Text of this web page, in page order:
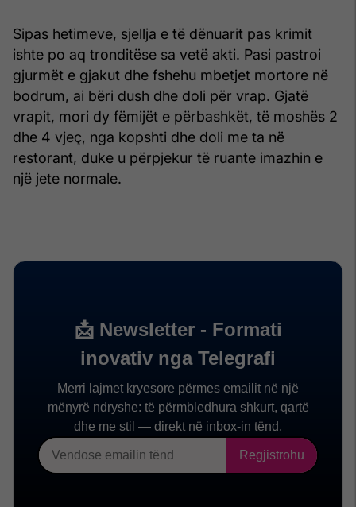
Sipas hetimeve, sjellja e të dënuarit pas krimit
ishte po aq tronditëse sa vetë akti. Pasi pastroi
gjurmët e gjakut dhe fshehu mbetjet mortore në
bodrum, ai bëri dush dhe doli për vrap. Gjatë
vrapit, mori dy fëmijët e përbashkët, të moshës 2
dhe 4 vjeç, nga kopshti dhe doli me ta në
restorant, duke u përpjekur të ruante imazhin e
një jete normale.